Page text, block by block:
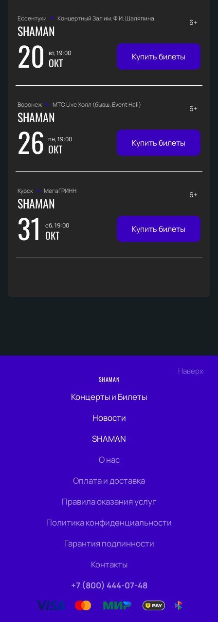
Ессентуки Концертный Зал им. Ф.И. Шаляпина
SHAMAN
20 вт, 19:00
ОКТ
6+
Купить билеты
Воронеж МТС Live Холл (бывш. Event Hall)
SHAMAN
26 пн, 19:00
ОКТ
6+
Купить билеты
Курск МегаГРИНН
SHAMAN
31 сб, 19:00
ОКТ
6+
Купить билеты
Наверх
SHAMAN
Концерты и Билеты
Новости
SHAMAN
О нас
Оплата и доставка
Правила оказания услуг
Политика конфиденциальности
Гарантия подлинности
Контакты
+7 (800) 444-07-48